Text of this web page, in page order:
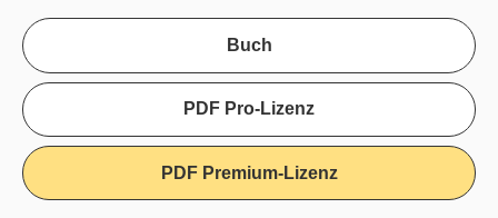
Buch
PDF Pro-Lizenz
PDF Premium-Lizenz